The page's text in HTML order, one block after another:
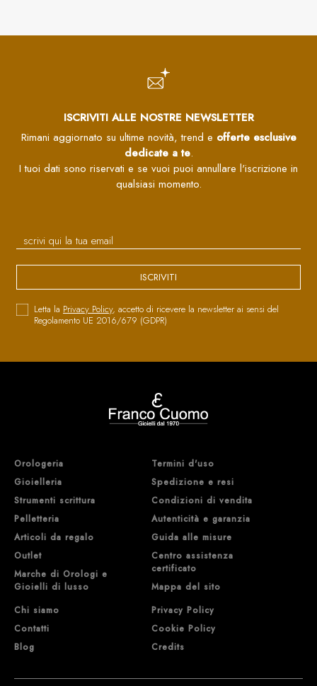
ISCRIVITI ALLE NOSTRE NEWSLETTER
Rimani aggiornato su ultime novità, trend e offerte esclusive
dedicate a te.
I tuoi dati sono riservati e se vuoi puoi annullare l'iscrizione in
qualsiasi momento.
ISCRIVITI
Letta la Privacy Policy, accetto di ricevere la newsletter ai sensi del
Regolamento UE 2016/679 (GDPR)
Orologeria
Gioielleria
Strumenti scrittura
Pelletteria
Articoli da regalo
Outlet
Marche di Orologi e
Gioielli di lusso
Chi siamo
Contatti
Blog
Termini d'uso
Spedizione e resi
Condizioni di vendita
Autenticità e garanzia
Guida alle misure
Centro assistenza
certificato
Mappa del sito
Privacy Policy
Cookie Policy
Credits